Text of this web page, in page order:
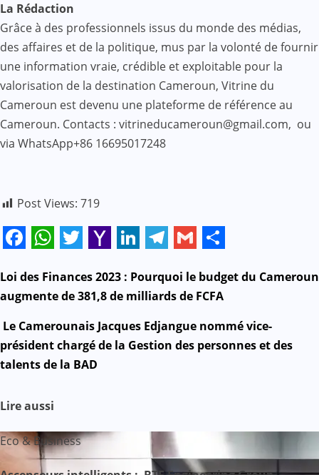
La Rédaction
Grâce à des professionnels issus du monde des médias,
des affaires et de la politique, mus par la volonté de fournir
une information vraie, crédible et exploitable pour la
valorisation de la destination Cameroun, Vitrine du
Cameroun est devenu une plateforme de référence au
Cameroun. Contacts : vitrineducameroun@gmail.com, ou
via WhatsApp+86 16695017248
Post Views: 719
Mail
N
v
i
g
a
t
Loi des Finances 2023 : Pourquoi le budget du Cameroun
augmente de 381,8 de milliards de FCFA
Le Camerounais Jacques Edjangue nommé vice-
président chargé de la Gestion des personnes et des
talents de la BAD
Lire aussi
Eco & Business